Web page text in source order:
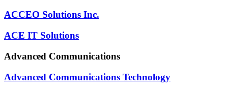
ACCEO Solutions Inc.
ACE IT Solutions
Advanced Communications
Advanced Communications Technology